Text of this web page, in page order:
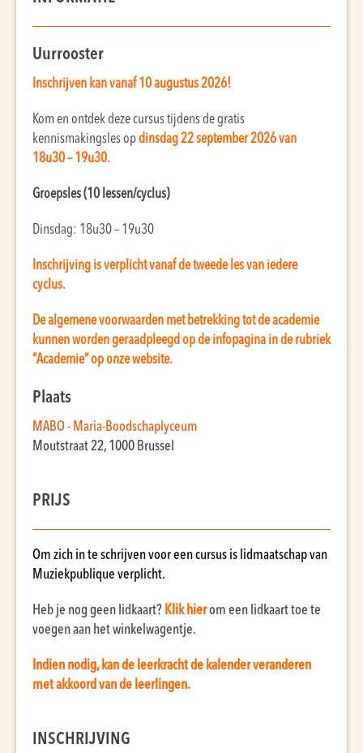
Uurrooster
Inschrijven kan vanaf 10 augustus 2026!
Kom en ontdek deze cursus tijdens de gratis
kennismakingsles opdinsdag 22 september 2026 van
18u30 – 19u30.
Groepsles (10 lessen/cyclus)
Dinsdag: 18u30 – 19u30
Inschrijving is verplicht vanaf de tweede les van iedere
cyclus.
De algemene voorwaarden met betrekking tot de academie
kunnen worden geraadpleegd op de infopagina in de rubriek
“Academie” op onze website.
Plaats
MABO - Maria-Boodschaplyceum
Moutstraat 22, 1000 Brussel
PRIJS
Om zich in te schrijven voor een cursus is lidmaatschap van
Muziekpublique verplicht.
Heb je nog geen lidkaart? Klik hierom een lidkaart toe te
voegen aan het winkelwagentje.
Indien nodig, kan de leerkracht de kalender veranderen
met akkoord van de leerlingen.
INSCHRIJVING